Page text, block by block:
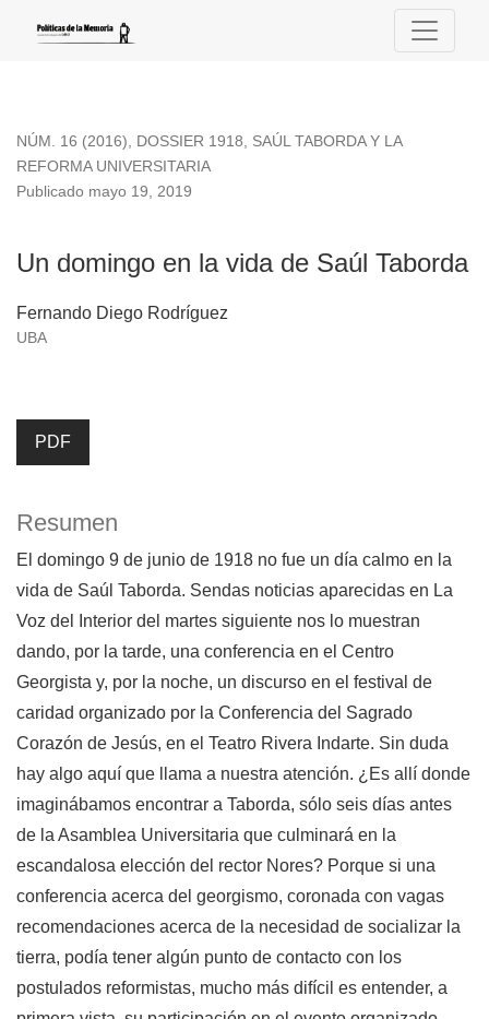
NÚM. 16 (2016), DOSSIER 1918, SAÚL TABORDA Y LA
REFORMA UNIVERSITARIA
Un domingo en la vida de Saúl Taborda
Publicado mayo 19, 2019
Fernando Diego Rodríguez
UBA
PDF
Resumen
El domingo 9 de junio de 1918 no fue un día calmo en la
vida de Saúl Taborda. Sendas noticias aparecidas en La
Voz del Interior del martes siguiente nos lo muestran
dando, por la tarde, una conferencia en el Centro
Georgista y, por la noche, un discurso en el festival de
caridad organizado por la Conferencia del Sagrado
Corazón de Jesús, en el Teatro Rivera Indarte. Sin duda
hay algo aquí que llama a nuestra atención. ¿Es allí donde
imaginábamos encontrar a Taborda, sólo seis días antes
de la Asamblea Universitaria que culminará en la
escandalosa elección del rector Nores? Porque si una
conferencia acerca del georgismo, coronada con vagas
recomendaciones acerca de la necesidad de socializar la
tierra, podía tener algún punto de contacto con los
postulados reformistas, mucho más difícil es entender, a